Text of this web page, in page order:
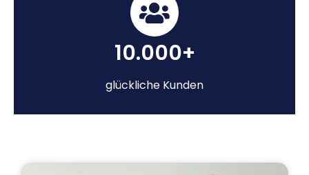
10.000+
glückliche Kunden